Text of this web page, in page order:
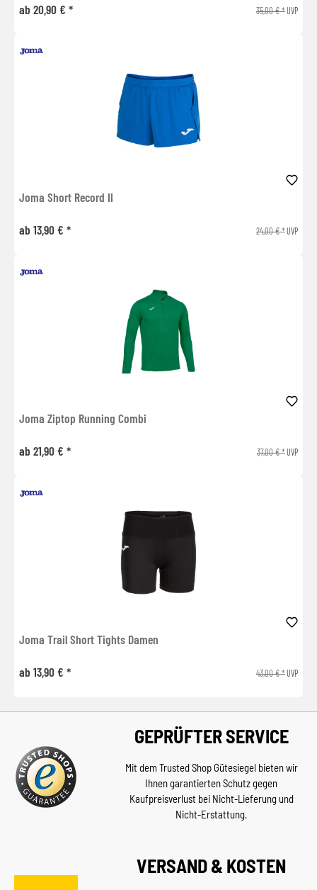
ab 20,90 € * 35,00 € *UVP
Joma Short Record II
ab 13,90 € * 24,00 € *UVP
Joma Ziptop Running Combi
ab 21,90 € * 37,00 € *UVP
Joma Trail Short Tights Damen
ab 13,90 € * 43,00 € *UVP
GEPRÜFTER SERVICE
Mit dem Trusted Shop Gütesiegel bieten wir
Ihnen garantierten Schutz gegen
Kaufpreisverlust bei Nicht-Lieferung und
Nicht-Erstattung.
VERSAND & KOSTEN